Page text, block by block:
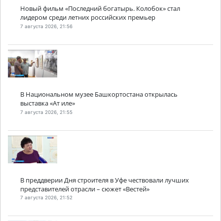
Новый фильм «Последний богатырь. Колобок» стал
лидером среди летних российских премьер
7 августа 2026, 21:56
В Национальном музее Башкортостана открылась
выставка «Ат иле»
7 августа 2026, 21:55
В преддверии Дня строителя в Уфе чествовали лучших
представителей отрасли – сюжет «Вестей»
7 августа 2026, 21:52